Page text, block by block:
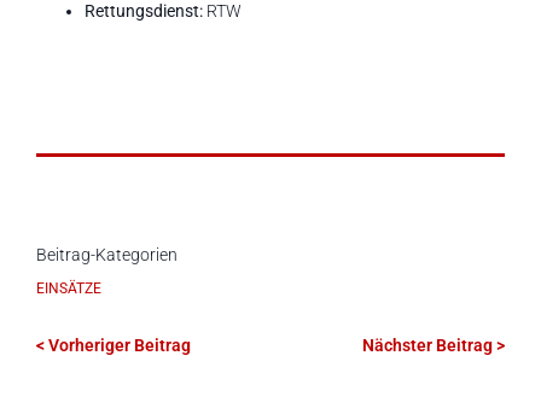
Rettungsdienst: RTW
Beitrag-Kategorien
EINSÄTZE
< Vorheriger Beitrag Nächster Beitrag >